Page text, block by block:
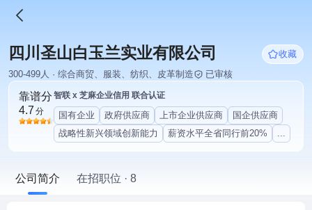
四川圣山白玉兰实业有限公司
收藏
300-499人 · 综合商贸、服装、纺织、皮革制造
已审核
靠谱分
4.7 分
智联 x 芝麻企业信用 联合认证
国有企业 政府供应商 上市企业供应商
国企供应商
战略性新兴领域创新能力
薪资水平全省同行前20% ...
公司简介 在招职位 · 8